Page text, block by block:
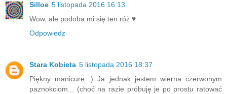
Silloe 5 listopada 2016 16:13
Wow, ale podoba mi się ten róż ♥
Odpowiedz
Stara Kobieta 5 listopada 2016 18:37
Piękny manicure :) Ja jednak jestem wierna czerwonym
paznokciom... (choć na razie próbuję je po prostu ratować